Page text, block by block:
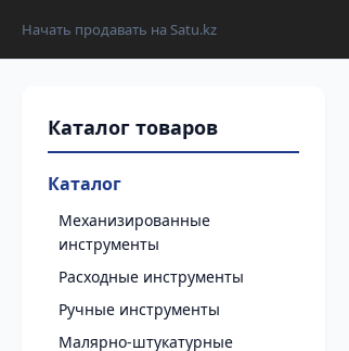
Начать продавать на Satu.kz
Каталог
Механизированные
инструменты
Расходные инструменты
Ручные инструменты
Малярно-штукатурные